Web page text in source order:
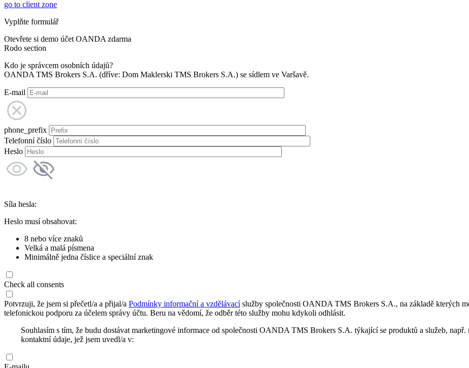
go to client zone
Vyplňte formulář
Otevřete si demo účet OANDA zdarma
Rodo section
Kdo je správcem osobních údajů?
OANDA TMS Brokers S.A. (dříve: Dom Maklerski TMS Brokers S.A.) se sídlem ve Varšavě.
E-mail
phone_prefix
Telefonní číslo
Heslo
Síla hesla:
Heslo musí obsahovat:
8 nebo více znaků
Velká a malá písmena
Minimálně jedna číslice a speciální znak
Check all consents
Potvrzuji, že jsem si přečetl/a a přijal/a Podmínky informační a vzdělávacíslužby společnosti OANDA TMS Brokers S.A., na základě kterých
telefonickou podporu za účelem správy účtu. Beru na vědomí, že odběr této služby mohu kdykoli odhlásit.
Souhlasím s tím, že budu dostávat marketingové informace od společnosti OANDA TMS Brokers S.A. týkající se produktů a služeb,
kontaktní údaje, jež jsem uvedl/a v: